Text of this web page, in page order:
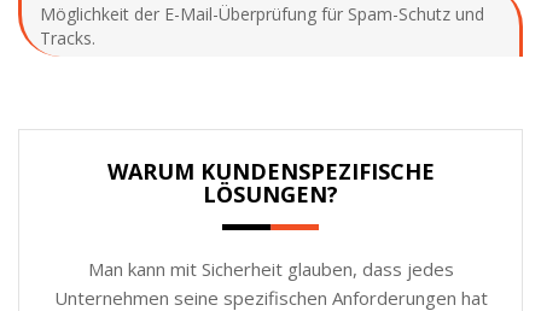
Möglichkeit der E-Mail-Überprüfung für Spam-Schutz und
Tracks.
WARUM KUNDENSPEZIFISCHE
LÖSUNGEN?
Man kann mit Sicherheit glauben, dass jedes
Unternehmen seine spezifischen Anforderungen hat